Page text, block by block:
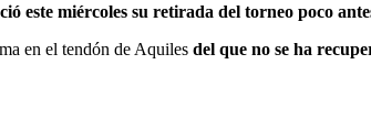
este miércoles su retirada del torneo poco
en el tendón de Aquiles del que no se ha